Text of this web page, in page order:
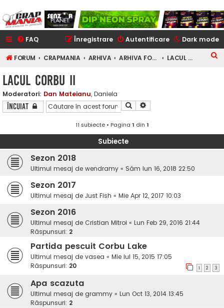
Dark mode
FAQ Autentificare
Înregistrare
FORUM CRAPMANIA ARHIVA ARHIVA FORUM LACUL CORBU II
e
LACUL CORBU II
Moderatori: Dan Mateianu, Daniela
Încuiat Căutare
11 subiecte • Pagina 1 din 1
Subiecte
Sezon 2018
Ultimul mesaj de wendramy « Sâm Iun 16, 2018 22:50
Sezon 2017
Ultimul mesaj de Just Fish « Mie Apr 12, 2017 10:03
Sezon 2016
Ultimul mesaj de Cristian Mitroi « Lun Feb 29, 2016 21:44
Răspunsuri: 2
Partida pescuit Corbu Lake
Ultimul mesaj de vasea « Mie Iul 15, 2015 17:05
Răspunsuri: 20 1 2 3
Apa scazuta
Ultimul mesaj de grammy « Lun Oct 13, 2014 13:45
Răspunsuri: 2